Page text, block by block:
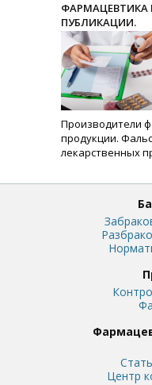
ФАРМАЦЕВТИКА
ПУБЛИКАЦИИ.
Производители
продукции.
лекарственных
Центр